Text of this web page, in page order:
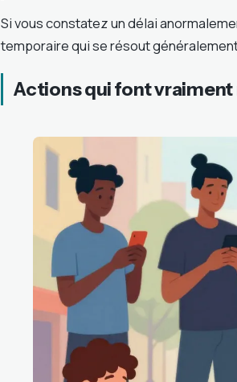
Si vous constatez un délai
temporaire qui se résout
Actions qui font